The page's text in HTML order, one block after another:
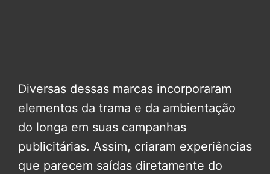
Diversas dessas marcas incorporaram
elementos da trama e da ambientação
do longa em suas campanhas
publicitárias. Assim, criaram experiências
que parecem saídas diretamente do